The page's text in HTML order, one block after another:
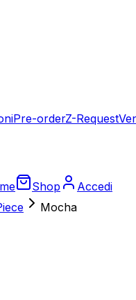
Pre-orderZ-Request
Shop
Accedi
Mocha